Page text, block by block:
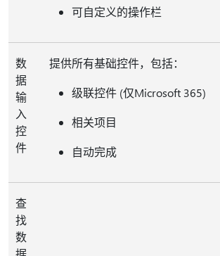
可自定义的操作栏
数
据
输
入
控
件
提供所有基础控件，包括：
级联控件 (仅Microsoft 365)
相关项目
自动完成
查
找
数